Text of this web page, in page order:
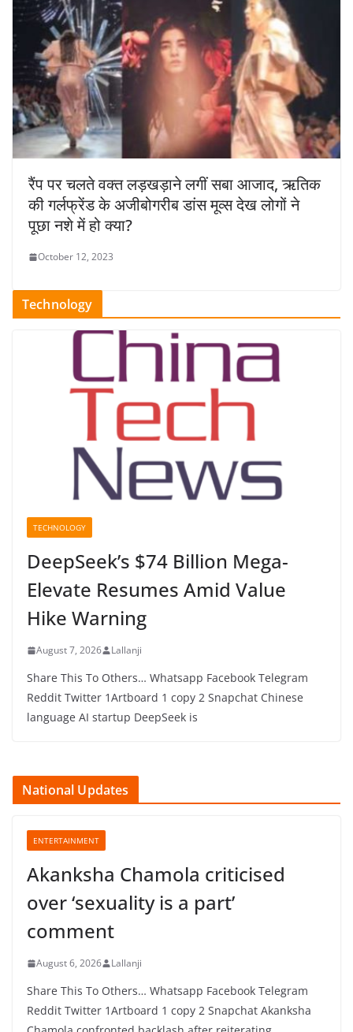
रैंप पर चलते वक्त लड़खड़ाने लगीं सबा आजाद, ऋतिक
की गर्लफ्रेंड के अजीबोगरीब डांस मूव्स देख लोगों ने
पूछा नशे में हो क्या?
October 12, 2023
Technology
TECHNOLOGY
DeepSeek’s $74 Billion Mega-
Elevate Resumes Amid Value
Hike Warning
August 7, 2026 Lallanji
Share This To Others… Whatsapp Facebook Telegram
Reddit Twitter 1Artboard 1 copy 2 Snapchat Chinese
language AI startup DeepSeek is
National Updates
ENTERTAINMENT
Akanksha Chamola criticised
over ‘sexuality is a part’
comment
August 6, 2026 Lallanji
Share This To Others… Whatsapp Facebook Telegram
Reddit Twitter 1Artboard 1 copy 2 Snapchat Akanksha